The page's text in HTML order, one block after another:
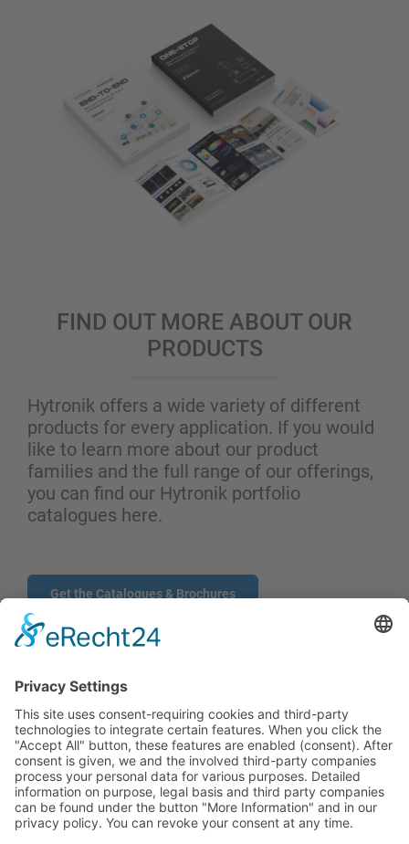
FIND OUT MORE ABOUT OUR
PRODUCTS
Hytronik offers a wide variety of different
products for every application. If you would
like to learn more about our product
families and the full range of our offerings,
you can find our Hytronik portfolio
catalogues here.
Get the Catalogues & Brochures
CONTACTO POR FORMULARIO
PRODUCTOS
USUARIOS